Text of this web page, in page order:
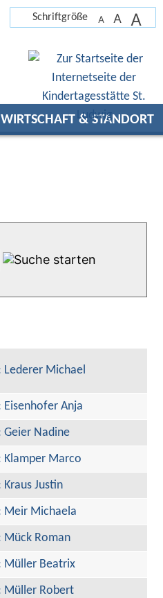
Schriftgröße A A A
WIRTSCHAFT & STANDORT